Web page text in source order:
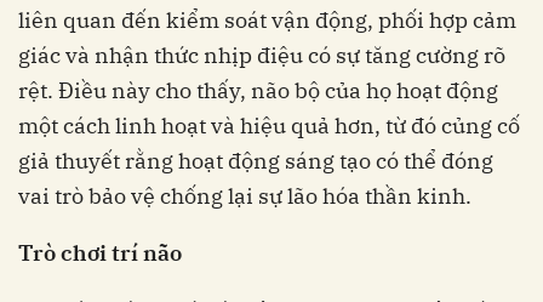
liên quan đến kiểm soát vận động, phối hợp cảm
giác và nhận thức nhịp điệu có sự tăng cường rõ
rệt. Điều này cho thấy, não bộ của họ hoạt động
một cách linh hoạt và hiệu quả hơn, từ đó củng cố
giả thuyết rằng hoạt động sáng tạo có thể đóng
vai trò bảo vệ chống lại sự lão hóa thần kinh.
Trò chơi trí não